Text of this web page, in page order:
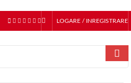
LOGARE / INREGISTRARE